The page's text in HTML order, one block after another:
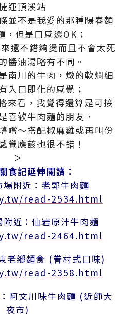
並不是我愛的那種陽春麵
，但是口感還OK；
還不錯夠燙而且不會太死
醬油湯略有不同。
南川的牛肉，燉的軟爛細
入口即化的感覺；
來看，我覺得還算是可接
喜歡牛肉麵的朋友，
嚐～搭配椒麻雞或再叫份
覺應該也很不錯！
＞
食記延伸閱讀：
場附近：老郭牛肉麵
read-2534.html
近：仙岩原汁牛肉麵
read-2464.html
老鄉麵食 (眷村式口味)
read-2358.html
阿文川味牛肉麵 (近師大
夜市)